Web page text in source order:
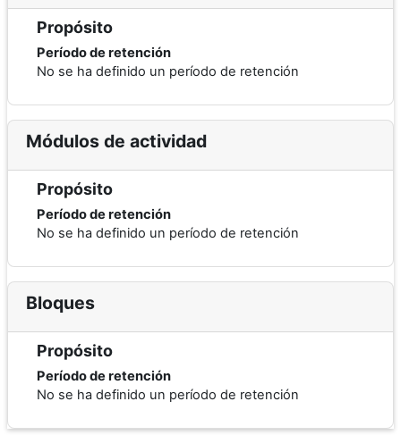
Propósito
Período de retención
No se ha definido un período de retención
Módulos de actividad
Propósito
Período de retención
No se ha definido un período de retención
Bloques
Propósito
Período de retención
No se ha definido un período de retención